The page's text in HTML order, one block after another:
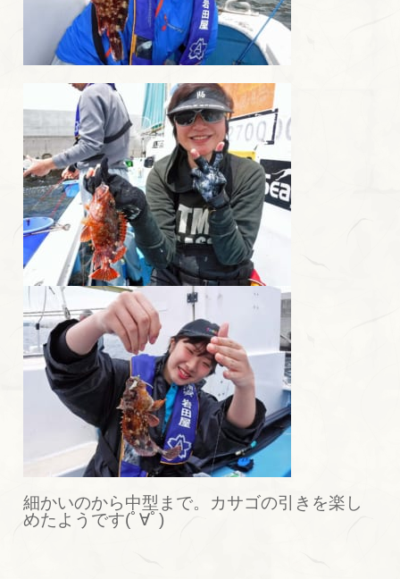
細かいのから中型まで。カサゴの引きを楽し
めたようです(ﾟ∀ﾟ)